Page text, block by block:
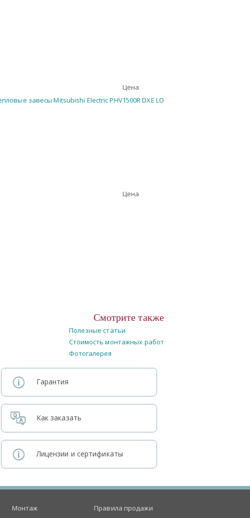
Цена
Цена
Смотрите также
Полезные статьи
Стоимость монтажных работ
Фотогалерея
Гарантия
Как заказать
Лицензии и сертификаты
Монтаж
Правила продажи